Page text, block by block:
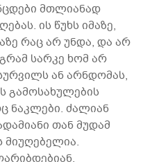
მთლიანად
ის წუხს იმაზე,
რაც არ უნდა, და არ
სარკე ხომ არ
ან არნდომას,
გამოსახულების
ნაკლები. ძალიან
თან მუდამ
მიუღებელია.